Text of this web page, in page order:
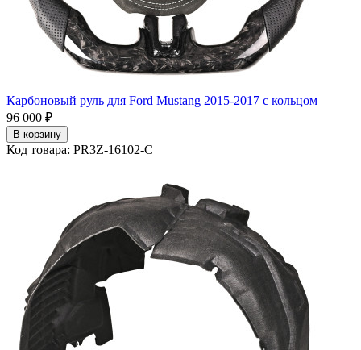
Карбоновый руль для Ford Mustang 2015-2017 с кольцом
96 000 ₽
В корзину
Код товара: PR3Z-16102-C